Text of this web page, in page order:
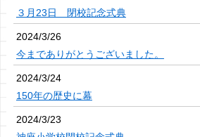
３月23日 閉校記念式典
2024/3/26
今までありがとうございました。
2024/3/24
150年の歴史に幕
2024/3/23